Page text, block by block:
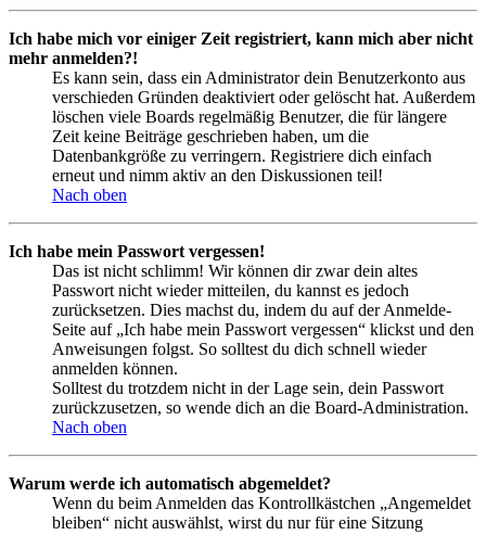
Ich habe mich vor einiger Zeit registriert, kann mich aber nicht
mehr anmelden?!
Es kann sein, dass ein Administrator dein Benutzerkonto aus
verschieden Gründen deaktiviert oder gelöscht hat. Außerdem
löschen viele Boards regelmäßig Benutzer, die für längere
Zeit keine Beiträge geschrieben haben, um die
Datenbankgröße zu verringern. Registriere dich einfach
erneut und nimm aktiv an den Diskussionen teil!
Nach oben
Ich habe mein Passwort vergessen!
Das ist nicht schlimm! Wir können dir zwar dein altes
Passwort nicht wieder mitteilen, du kannst es jedoch
zurücksetzen. Dies machst du, indem du auf der Anmelde-
Seite auf „Ich habe mein Passwort vergessen“ klickst und den
Anweisungen folgst. So solltest du dich schnell wieder
anmelden können.
Solltest du trotzdem nicht in der Lage sein, dein Passwort
zurückzusetzen, so wende dich an die Board-Administration.
Nach oben
Warum werde ich automatisch abgemeldet?
Wenn du beim Anmelden das Kontrollkästchen „Angemeldet
bleiben“ nicht auswählst, wirst du nur für eine Sitzung